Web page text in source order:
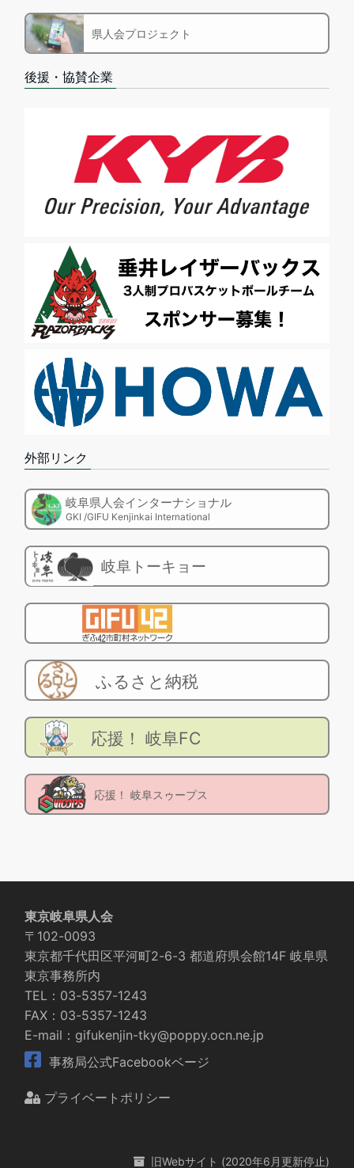
県人会プロジェクト
後援・協賛企業
外部リンク
岐阜県人会インターナショナル
GKI /GIFU Kenjinkai International
岐阜トーキョー
ふるさと納税
応援！ 岐阜FC
応援！ 岐阜スゥープス
東京岐阜県人会
〒102-0093
東京都千代田区平河町2-6-3 都道府県会館14F 岐阜県
東京事務所内
TEL：03-5357-1243
FAX：03-5357-1243
E-mail：gifukenjin-tky@poppy.ocn.ne.jp
事務局公式Facebookベージ
プライベートポリシー
旧Webサイト (2020年6月更新停止)